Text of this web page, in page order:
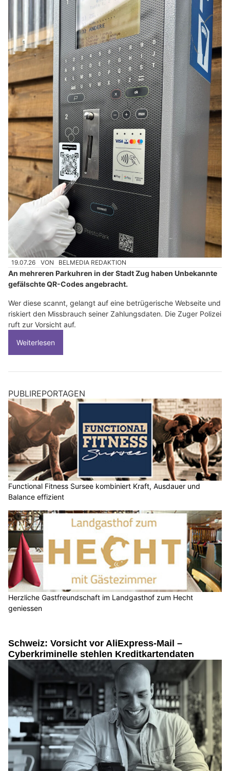
19.07.26 VON BELMEDIA REDAKTION
An mehreren Parkuhren in der Stadt Zug haben Unbekannte
gefälschte QR-Codes angebracht.
Wer diese scannt, gelangt auf eine betrügerische Webseite und
riskiert den Missbrauch seiner Zahlungsdaten. Die Zuger Polizei
ruft zur Vorsicht auf.
Weiterlesen
PUBLIREPORTAGEN
Functional Fitness Sursee kombiniert Kraft, Ausdauer und
Balance effizient
Herzliche Gastfreundschaft im Landgasthof zum Hecht
geniessen
Schweiz: Vorsicht vor AliExpress-Mail –
Cyberkriminelle stehlen Kreditkartendaten